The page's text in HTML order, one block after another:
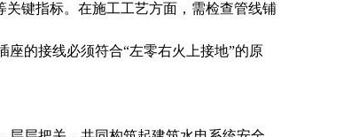
键指标。在施工工艺方面，需检查管线铺
的接线必须符合“左零右火上接地”的原